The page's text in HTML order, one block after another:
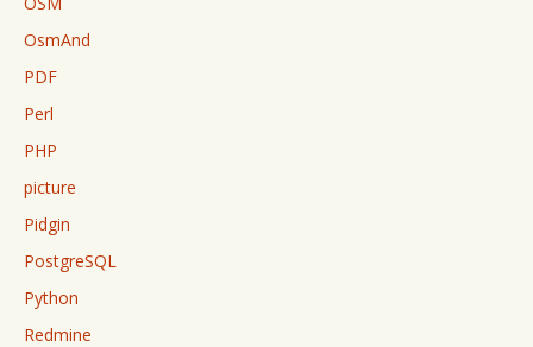
OsmAnd
PDF
Perl
PHP
picture
Pidgin
PostgreSQL
Python
Redmine